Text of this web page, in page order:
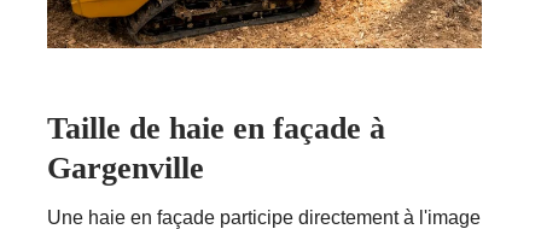
Taille de haie en façade à
Gargenville
Une haie en façade participe directement à l'image